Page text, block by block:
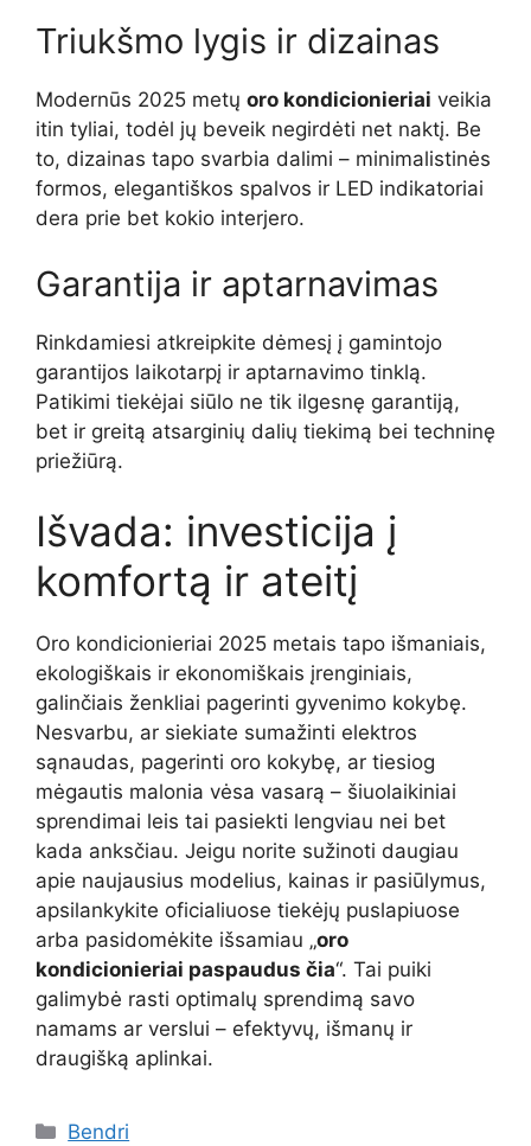
Triukšmo lygis ir dizainas
Modernūs 2025 metų oro kondicionieriai veikia
itin tyliai, todėl jų beveik negirdėti net naktį. Be
to, dizainas tapo svarbia dalimi – minimalistinės
formos, elegantiškos spalvos ir LED indikatoriai
dera prie bet kokio interjero.
Garantija ir aptarnavimas
Rinkdamiesi atkreipkite dėmesį į gamintojo
garantijos laikotarpį ir aptarnavimo tinklą.
Patikimi tiekėjai siūlo ne tik ilgesnę garantiją,
bet ir greitą atsarginių dalių tiekimą bei techninę
priežiūrą.
Išvada: investicija į
komfortą ir ateitį
Oro kondicionieriai 2025 metais tapo išmaniais,
ekologiškais ir ekonomiškais įrenginiais,
galinčiais ženkliai pagerinti gyvenimo kokybę.
Nesvarbu, ar siekiate sumažinti elektros
sąnaudas, pagerinti oro kokybę, ar tiesiog
mėgautis malonia vėsa vasarą – šiuolaikiniai
sprendimai leis tai pasiekti lengviau nei bet
kada anksčiau. Jeigu norite sužinoti daugiau
apie naujausius modelius, kainas ir pasiūlymus,
apsilankykite oficialiuose tiekėjų puslapiuose
arba pasidomėkite išsamiau „oro
kondicionieriai paspaudus čia“. Tai puiki
galimybė rasti optimalų sprendimą savo
namams ar verslui – efektyvų, išmanų ir
draugišką aplinkai.
Kategorijos
Bendri